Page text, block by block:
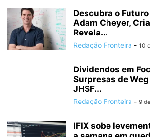
Descubra o Futuro
Adam Cheyer,
Revela...
Redação Fronteira - 10
Dividendos em
Surpresas de Weg
JHSF...
Redação Fronteira - 9
IFIX sobe